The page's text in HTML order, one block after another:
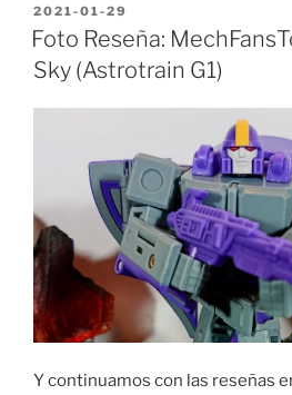
POSTED
ON
2021-01-29
Foto Reseña:
Sky (Astrotrain G1)
Y continuamos con las reseñas